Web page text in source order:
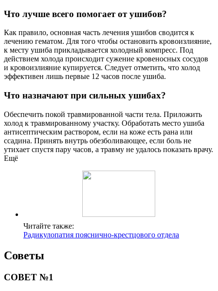
Что лучше всего помогает от ушибов?
Как правило, основная часть лечения ушибов сводится к
лечению гематом. Для того чтобы остановить кровоизлияние,
к месту ушиба прикладывается холодный компресс. Под
действием холода происходит сужение кровеносных сосудов
и кровоизлияние купируется. Следует отметить, что холод
эффективен лишь первые 12 часов после ушиба.
Что назначают при сильных ушибах?
Обеспечить покой травмированной части тела. Приложить
холод к травмированному участку. Обработать место ушиба
антисептическим раствором, если на коже есть рана или
ссадина. Принять внутрь обезболивающее, если боль не
утихает спустя пару часов, а травму не удалось показать врачу.
Ещё
Читайте также:
Радикулопатия пояснично-крестцового отдела
Советы
СОВЕТ №1